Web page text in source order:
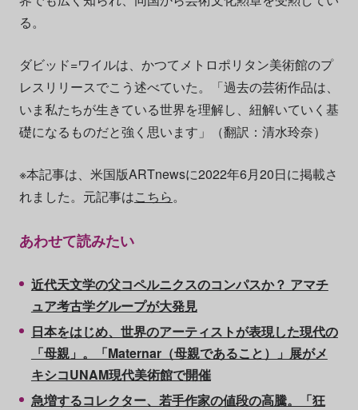
る。
ダビッド=ワイルは、かつてメトロポリタン美術館のプ
レスリリースでこう述べていた。「過去の芸術作品は、
いま私たちが生きている世界を理解し、紐解いていく基
礎になるものだと強く思います」（翻訳：清水玲奈）
※本記事は、米国版ARTnewsに2022年6月20日に掲載さ
れました。元記事はこちら。
あわせて読みたい
近代天文学の父コペルニクスのコンパスか？ アマチ
ュア考古学グループが大発見
日本をはじめ、世界のアーティストが表現した現代の
「母親」。「Maternar（母親であること）」展がメ
キシコUNAM現代美術館で開催
急増するコレクター、若手作家の値段の高騰。「狂